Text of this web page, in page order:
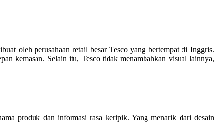
oleh perusahaan retail besar Tesco yang bertempat di Inggris.
kemasan. Selain itu, Tesco tidak menambahkan visual lainnya,
produk dan informasi rasa keripik. Yang menarik dari desain